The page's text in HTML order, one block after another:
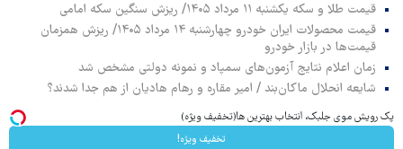
قیمت طلا و سکه یکشنبه ۱۱ مرداد ۱۴۰۵/ ریزش سنگین سکه امامی
قیمت محصولات ایران خودرو چهارشنبه ۱۴ مرداد ۱۴۰۵/ ریزش همزمان
قیمت‌ها در بازار خودرو
زمان اعلام نتایج آزمون‌های سمپاد و نمونه دولتی مشخص شد
شایعه انحلال ماکان‌بند / امیر مقاره و رهام هادیان از هم جدا شدند؟
پک رویش موی جلبک، انتخاب بهترین ها(تخفیف ویژه)
تخفیف ویژه!